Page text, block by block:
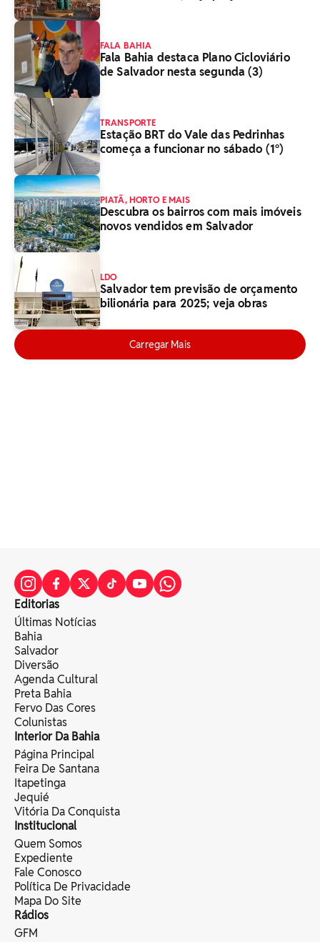
FALA BAHIA
Fala Bahia destaca Plano Cicloviário
de Salvador nesta segunda (3)
TRANSPORTE
Estação BRT do Vale das Pedrinhas
começa a funcionar no sábado (1°)
PIATÃ, HORTO E MAIS
Descubra os bairros com mais imóveis
novos vendidos em Salvador
LDO
Salvador tem previsão de orçamento
bilionária para 2025; veja obras
Carregar Mais
Editorias
Últimas Notícias
Bahia
Salvador
Diversão
Agenda Cultural
Preta Bahia
Fervo Das Cores
Colunistas
Interior Da Bahia
Página Principal
Feira De Santana
Itapetinga
Jequié
Vitória Da Conquista
Institucional
Quem Somos
Expediente
Fale Conosco
Política De Privacidade
Mapa Do Site
Rádios
GFM